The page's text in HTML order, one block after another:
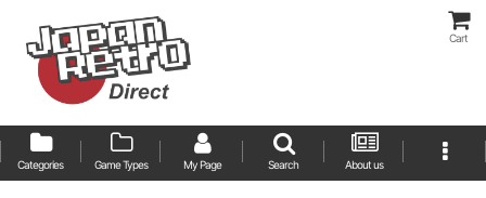
Cart
Categories Game Types My Page Search About us